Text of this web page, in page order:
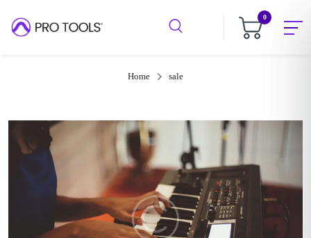
0
Home sale